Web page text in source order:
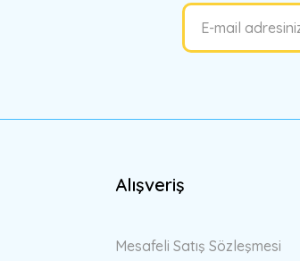
Alışveriş
Mesafeli Satış Sözleşmesi